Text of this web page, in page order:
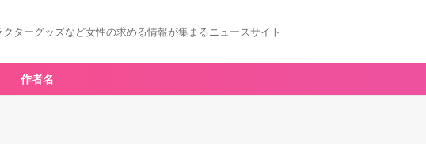
ターグッズなど女性の求める情報が集まるニュースサイト
作者名